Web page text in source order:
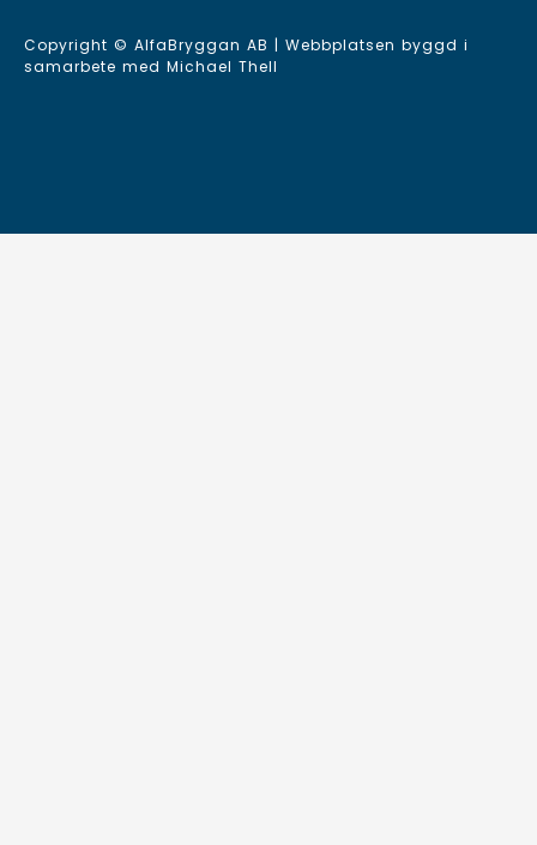
Copyright © AlfaBryggan AB | Webbplatsen byggd i
samarbete med Michael Thell